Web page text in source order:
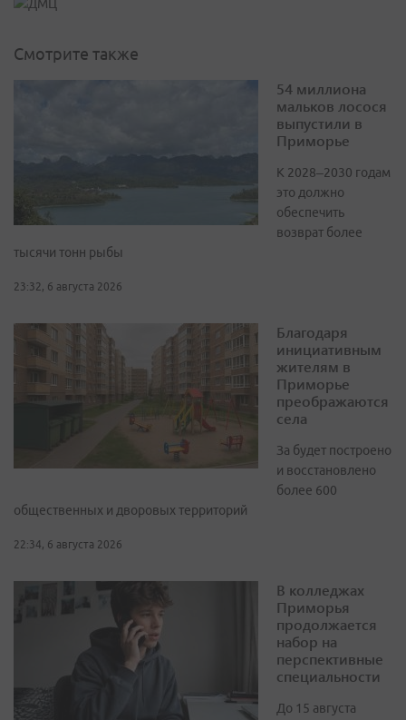
Смотрите также
54 миллиона
мальков лосося
выпустили в
Приморье
К 2028–2030 годам
это должно
обеспечить
возврат более
тысячи тонн рыбы
23:32, 6 августа 2026
Благодаря
инициативным
жителям в
Приморье
преображаются
села
За будет построено
и восстановлено
более 600
общественных и дворовых территорий
22:34, 6 августа 2026
В колледжах
Приморья
продолжается
набор на
перспективные
специальности
До 15 августа